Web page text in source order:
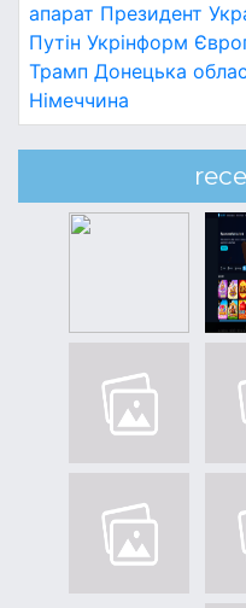
апарат Президент
Путін Укрінформ
Трамп Донецька
Німеччина